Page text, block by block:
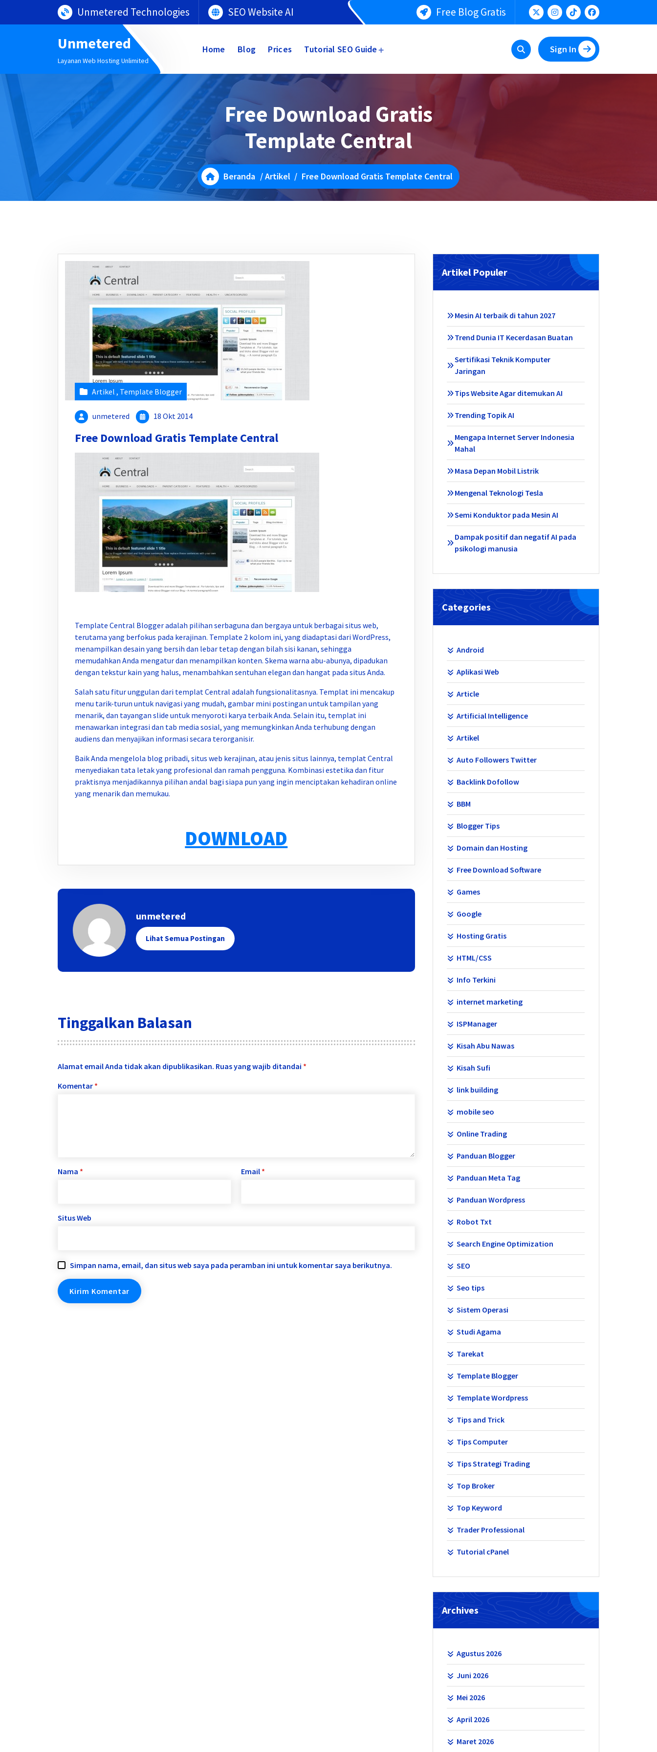
Unmetered Technologies SEO Website AI Free Blog Gratis
Unmetered
Layanan Web Hosting Unlimited
Home Blog Prices Tutorial SEO Guide Sign In
Free Download Gratis
Template Central
Beranda /Artikel / Free Download Gratis Template Central
Artikel , Template Blogger
unmetered 18 Okt 2014
Free Download Gratis Template Central
Template Central Blogger adalah pilihan serbaguna dan bergaya untuk berbagai situs web,
terutama yang berfokus pada kerajinan. Template 2 kolom ini, yang diadaptasi dari WordPress,
menampilkan desain yang bersih dan lebar tetap dengan bilah sisi kanan, sehingga
memudahkan Anda mengatur dan menampilkan konten. Skema warna abu-abunya, dipadukan
dengan tekstur kain yang halus, menambahkan sentuhan elegan dan hangat pada situs Anda.
Salah satu fitur unggulan dari templat Central adalah fungsionalitasnya. Templat ini mencakup
menu tarik-turun untuk navigasi yang mudah, gambar mini postingan untuk tampilan yang
menarik, dan tayangan slide untuk menyoroti karya terbaik Anda. Selain itu, templat ini
menawarkan integrasi dan tab media sosial, yang memungkinkan Anda terhubung dengan
audiens dan menyajikan informasi secara terorganisir.
Baik Anda mengelola blog pribadi, situs web kerajinan, atau jenis situs lainnya, templat Central
menyediakan tata letak yang profesional dan ramah pengguna. Kombinasi estetika dan fitur
praktisnya menjadikannya pilihan andal bagi siapa pun yang ingin menciptakan kehadiran online
yang menarik dan memukau.
DOWNLOAD
unmetered
Lihat Semua Postingan
Tinggalkan Balasan
Alamat email Anda tidak akan dipublikasikan. Ruas yang wajib ditandai *
Komentar *
Nama * Email *
Situs Web
Simpan nama, email, dan situs web saya pada peramban ini untuk komentar saya berikutnya.
Artikel Populer
Mesin AI terbaik di tahun 2027
Trend Dunia IT Kecerdasan Buatan
Sertifikasi Teknik Komputer
Jaringan
Tips Website Agar ditemukan AI
Trending Topik AI
Mengapa Internet Server Indonesia
Mahal
Masa Depan Mobil Listrik
Mengenal Teknologi Tesla
Semi Konduktor pada Mesin AI
Dampak positif dan negatif AI pada
psikologi manusia
Categories
Android
Aplikasi Web
Article
Artificial Intelligence
Artikel
Auto Followers Twitter
Backlink Dofollow
BBM
Blogger Tips
Domain dan Hosting
Free Download Software
Games
Google
Hosting Gratis
HTML/CSS
Info Terkini
internet marketing
ISPManager
Kisah Abu Nawas
Kisah Sufi
link building
mobile seo
Online Trading
Panduan Blogger
Panduan Meta Tag
Panduan Wordpress
Robot Txt
Search Engine Optimization
SEO
Seo tips
Sistem Operasi
Studi Agama
Tarekat
Template Blogger
Template Wordpress
Tips and Trick
Tips Computer
Tips Strategi Trading
Top Broker
Top Keyword
Trader Professional
Tutorial cPanel
Archives
Agustus 2026
Juni 2026
Mei 2026
April 2026
Maret 2026